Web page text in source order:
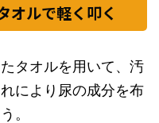
オルで軽く叩く
タオルを用いて、汚
により尿の成分を布
。